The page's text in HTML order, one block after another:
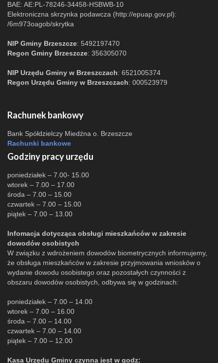
BAE: AE:PL-78246-34458-HSBWB-10
Elektroniczna skrzynka podawcza (http://epuap.gov.pl):
/6m973oagob/skrytka
NIP Gminy Brzeszcze: 5492197470
Regon Gminy Brzeszcze: 356305070
NIP Urzędu Gminy w Brzeszczach: 6521005374
Regon Urzędu Gminy w Brzeszczach: 000523979
Rachunek bankowy
Bank Spółdzielczy Miedźna o. Brzeszcze
Rachunki bankowe
Godziny pracy urzędu
poniedziałek – 7.00- 15.00
wtorek – 7.00 – 17.00
środa – 7.00 – 15.00
czwartek – 7.00 – 15.00
piątek – 7.00 – 13.00
Infomacja dotycząca obsługi mieszkańców w zakresie
dowodów osobistych
W związku z wdrożeniem dowodów biometrycznych informujemy,
że obsługa mieszkańców w zakresie przyjmowania wniosków o
wydanie dowodu osobistego oraz pozostałych czynności z
obszaru dowodów osobistych, odbywa się w godzinach:
poniedziałek – 7.00 – 14.00
wtorek – 7.00 – 16.00
środa – 7.00 – 14.00
czwartek – 7.00 – 14.00
piątek – 7.00 – 12.00
Kasa Urzędu Gminy czynna jest w godz: